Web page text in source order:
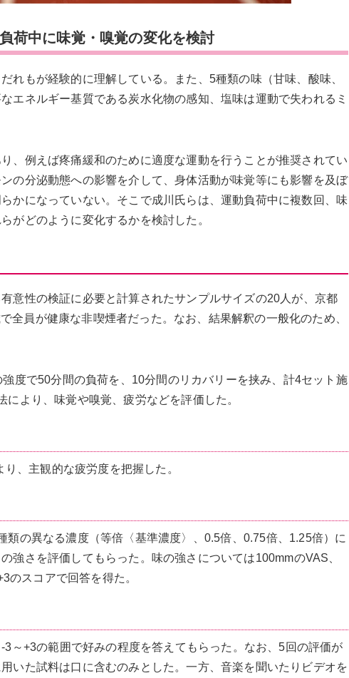
荷中に味覚・嗅覚の変化を検討
れもが経験的に理解している。また、5種類の味（甘味、酸味、
エネルギー基質である炭水化物の感知、塩味は運動で失われるミ
、例えば疼痛緩和のために適度な運動を行うことが推奨されてい
の分泌動態への影響を介して、身体活動が味覚等にも影響を及ぼ
かになっていない。そこで成川氏らは、運動負荷中に複数回、味
がどのように変化するかを検討した。
意性の検証に必要と計算されたサンプルサイズの20人が、京都
全員が健康な非喫煙者だった。なお、結果解釈の一般化のため、
度で50分間の負荷を、10分間のリカバリーを挟み、計4セット施
より、味覚や嗅覚、疲労などを評価した。
、主観的な疲労度を把握した。
の異なる濃度（等倍〈基準濃度〉、0.5倍、0.75倍、1.25倍）に
強さを評価してもらった。味の強さについては100mmのVAS、
のスコアで回答を得た。
～+3の範囲で好みの程度を答えてもらった。なお、5回の評価が
いた試料は口に含むのみとした。一方、音楽を聞いたりビデオを